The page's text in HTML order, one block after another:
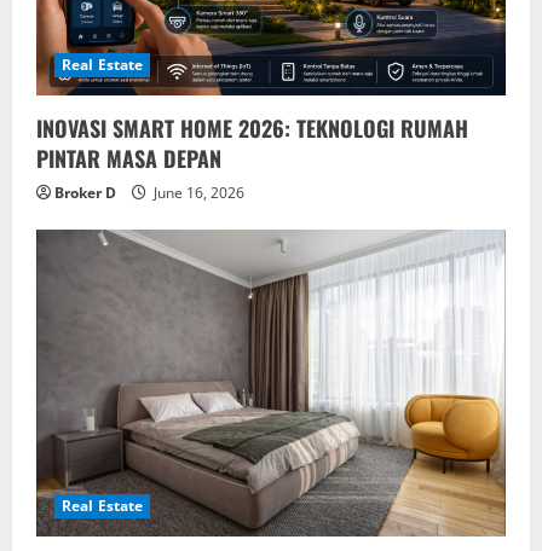
Real Estate
INOVASI SMART HOME 2026: TEKNOLOGI RUMAH
PINTAR MASA DEPAN
Broker D June 16, 2026
Real Estate